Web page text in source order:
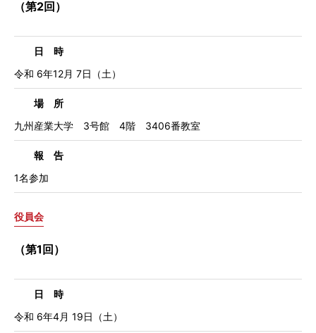
（第2回）
日 時
令和 6年12月 7日（土）
場 所
九州産業大学 3号館 4階 3406番教室
報 告
1名参加
役員会
（第1回）
日 時
令和 6年4月 19日（土）